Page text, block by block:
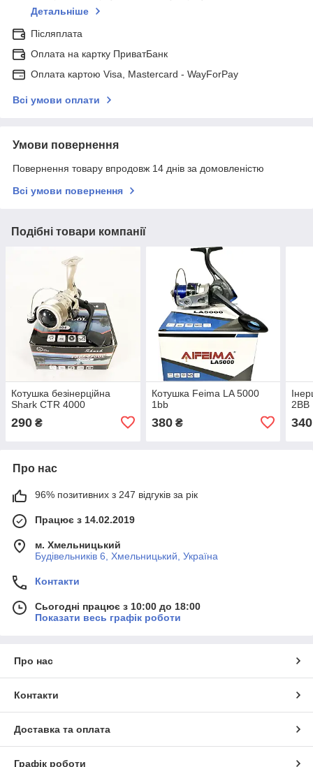
Детальніше
Післяплата
Оплата на картку ПриватБанк
Оплата картою Visa, Mastercard - WayForPay
Всі умови оплати
Умови повернення
Повернення товару впродовж 14 днів за домовленістю
Всі умови повернення
Подібні товари компанії
Котушка безінерційна
Shark CTR 4000
290 ₴
Котушка Feima LA 5000
1bb
380₴
2BB
340
Про нас
96% позитивних з 247 відгуків за рік
Працює з 14.02.2019
м. Хмельницький
Будівельників 6, Хмельницький, Україна
Контакти
Сьогодні працює з 10:00 до 18:00
Показати весь графік роботи
Про нас
Контакти
Доставка та оплата
Графік роботи